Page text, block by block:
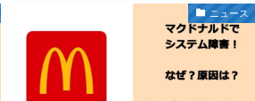
ニュース